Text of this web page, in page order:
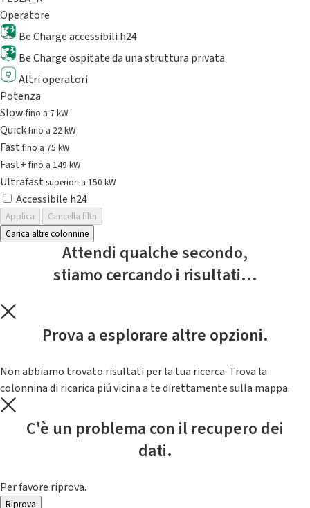
Operatore
Be Charge accessibili h24
Be Charge ospitate da una struttura privata
Altri operatori
Potenza
Slowfino a 7 kW
Quickfino a 22 kW
Fastfino a 75 kW
Fast+fino a 149 kW
Ultrafast superiori a 150 kW
Accessibile h24
Applica
Cancella filtri
Carica altre colonnine
Attendi qualche secondo,
stiamo cercando i risultati...
Prova a esplorare altre opzioni.
Non abbiamo trovato risultati per la tua ricerca. Trova la
colonnina di ricarica piú vicina a te direttamente sulla mappa.
C'è un problema con il recupero dei
dati.
Per favore riprova.
Riprova